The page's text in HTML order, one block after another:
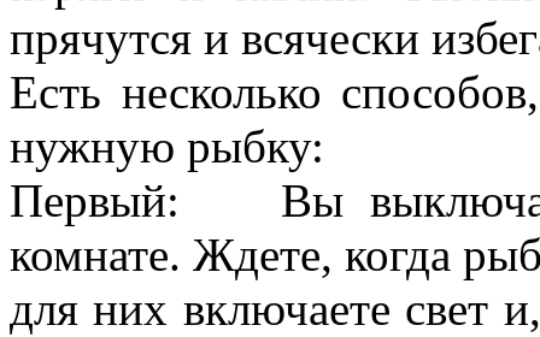
прячутся и всячески
Есть несколько
нужную рыбку:
Первый: Вы
комнате. Ждете, когда
для них включаете свет